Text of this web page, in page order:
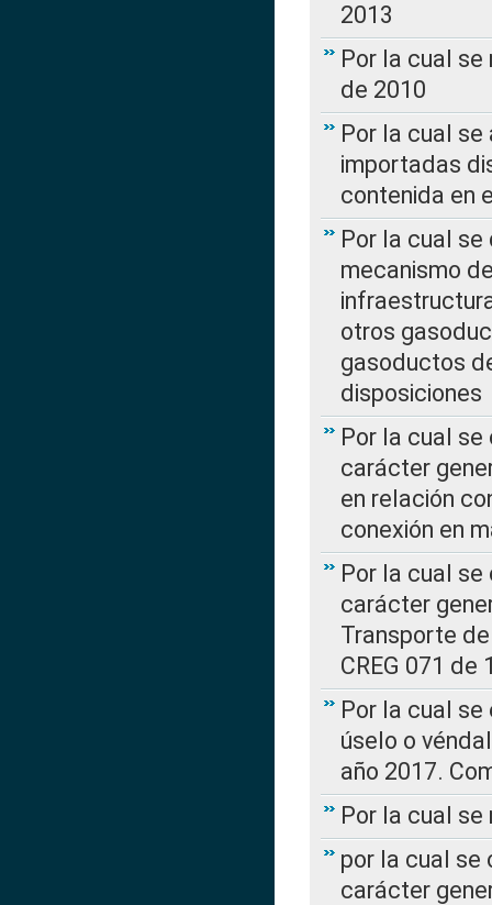
2013
Por la cual se
de 2010
Por la cual
importadas
contenida en
Por la cual se
mecanismo
otros
gasoductos
disposiciones
Por la cual
carácter
en relación
conexión en
Por la cual
carácter
Transporte
CREG 071 de
Por la cual
úselo o
año 2017.
Por la cual se
por la cual se
carácter